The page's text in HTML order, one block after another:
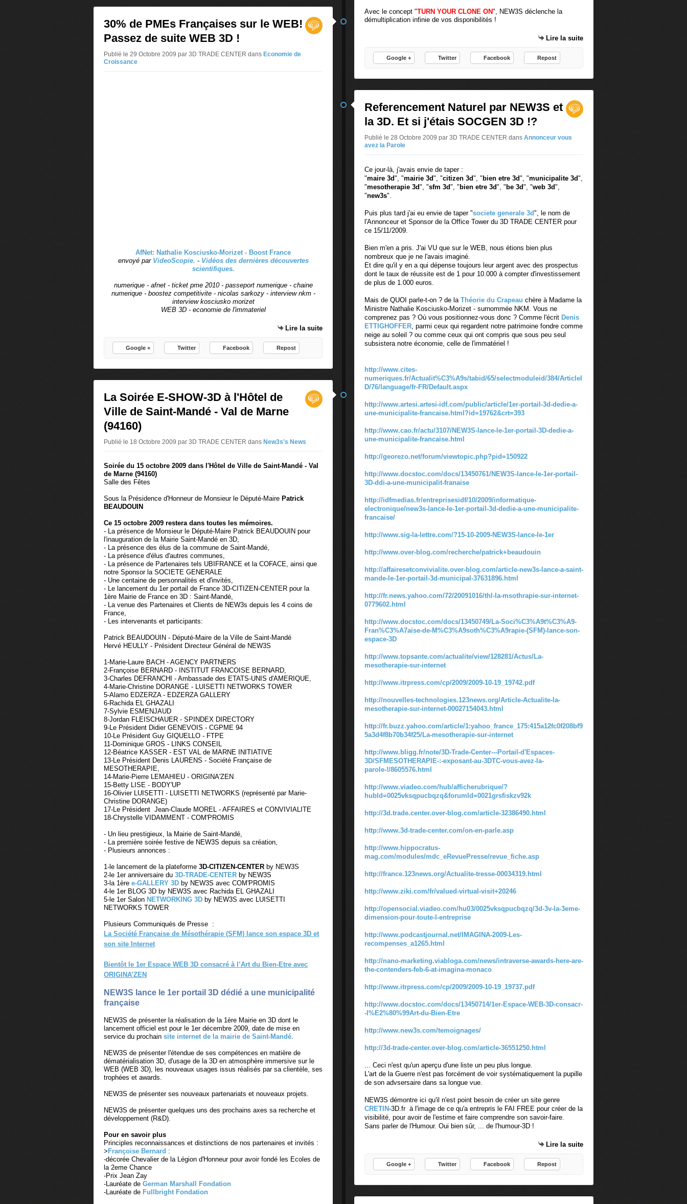
30% de PMEs Françaises sur le WEB!
Passez de suite WEB 3D !
Publié le 29 Octobre 2009 par 3D TRADE CENTER dans Economie de
Croissance
AfNet: Nathalie Kosciusko-Morizet - Boost France
envoyé par VideoScopie. - Vidéos des dernières découvertes
scientifiques.
numerique - afnet - ticket pme 2010 - passeport numerique - chaine
numerique - boostez competitivite - nicolas sarkozy - interview nkm -
interview kosciusko morizet
WEB 3D - economie de l'immateriel
Lire la suite
Google + Twitter Facebook Repost
La Soirée E-SHOW-3D à l'Hôtel de
Ville de Saint-Mandé - Val de Marne
(94160)
Publié le 18 Octobre 2009 par 3D TRADE CENTER dans New3s's News
Soirée du 15 octobre 2009 dans l'Hôtel de Ville de Saint-Mandé - Val
de Marne (94160)
Salle des Fêtes
Sous la Présidence d'Honneur de Monsieur le Député-Maire Patrick
BEAUDOUIN
Ce 15 octobre 2009 restera dans toutes les mémoires.
- La présence de Monsieur le Député-Maire Patrick BEAUDOUIN pour
l'inauguration de la Mairie Saint-Mandé en 3D,
- La présence des élus de la commune de Saint-Mandé,
- La présence d'élus d'autres communes,
- La présence de Partenaires tels UBIFRANCE et la COFACE, ainsi que
notre Sponsor la SOCIETE GENERALE
- Une centaine de personnalités et d'invités,
- Le lancement du 1er portail de France 3D-CITIZEN-CENTER pour la
1ère Mairie de France en 3D : Saint-Mandé,
- La venue des Partenaires et Clients de NEW3s depuis les 4 coins de
France,
- Les intervenants et participants:
Patrick BEAUDOUIN - Député-Maire de la Ville de Saint-Mandé
Hervé HEULLY - Président Directeur Général de NEW3S
1-Marie-Laure BACH - AGENCY PARTNERS
2-Françoise BERNARD - INSTITUT FRANCOISE BERNARD,
3-Charles DEFRANCHI - Ambassade des ETATS-UNIS d'AMERIQUE,
4-Marie-Christine DORANGE - LUISETTI NETWORKS TOWER
5-Alamo EDZERZA - EDZERZA GALLERY
6-Rachida EL GHAZALI
7-Sylvie ESMENJAUD
8-Jordan FLEISCHAUER - SPINDEX DIRECTORY
9-Le Président Didier GENEVOIS - CGPME 94
10-Le Président Guy GIQUELLO - FTPE
11-Dominique GROS - LINKS CONSEIL
12-Béatrice KASSER - EST VAL de MARNE INITIATIVE
13-Le Président Denis LAURENS - Société Française de
MESOTHERAPIE,
14-Marie-Pierre LEMAHIEU - ORIGINA'ZEN
15-Betty LISE - BODY'UP
16-Olivier LUISETTI - LUISETTI NETWORKS (représenté par Marie-
Christine DORANGE)
17-Le Président Jean-Claude MOREL - AFFAIRES et CONVIVIALITE
18-Chrystelle VIDAMMENT - COM'PROMIS
- Un lieu prestigieux, la Mairie de Saint-Mandé,
- La première soirée festive de NEW3S depuis sa création,
- Plusieurs annonces :
1-le lancement de la plateforme 3D-CITIZEN-CENTER by NEW3S
2-le 1er anniversaire du 3D-TRADE-CENTER by NEW3S
3-la 1ère e-GALLERY 3D by NEW3S avec COM'PROMIS
4-le 1er BLOG 3D by NEW3S avec Rachida EL GHAZALI
5-le 1er Salon NETWORKING 3D by NEW3S avec LUISETTI
NETWORKS TOWER
Plusieurs Communiqués de Presse :
La Société Française de Mésothérapie (SFM) lance son espace 3D et
son site Internet
Bientôt le 1er Espace WEB 3D consacré à l’Art du Bien-Etre avec
ORIGINA’ZEN
NEW3S lance le 1er portail 3D dédié a une municipalité
française
NEW3S de présenter la réalisation de la 1ère Mairie en 3D dont le
lancement officiel est pour le 1er décembre 2009, date de mise en
service du prochain site internet de la mairie de Saint-Mandé.
NEW3S de présenter l'étendue de ses compétences en matière de
dématérialisation 3D, d'usage de la 3D en atmosphère immersive sur le
WEB (WEB 3D), les nouveaux usages issus réalisés par sa clientèle, ses
trophées et awards.
NEW3S de présenter ses nouveaux partenariats et nouveaux projets.
NEW3S de présenter quelques uns des prochains axes sa recherche et
développement (R&D).
Pour en savoir plus
Principles reconnaissances et distinctions de nos partenaires et invités :
> Françoise Bernard :
-décorée Chevalier de la Légion d'Honneur pour avoir fondé les Ecoles de
la 2eme Chance
-Prix Jean Zay
-Lauréate de German Marshall Fondation
-Lauréate de Fullbright Fondation
Avec le concept "TURN YOUR CLONE ON", NEW3S déclenche la
démultiplication infinie de vos disponibilités !
Lire la suite
Google + Twitter Facebook Repost
Referencement Naturel par NEW3S et
la 3D. Et si j'étais SOCGEN 3D !?
Publié le 28 Octobre 2009 par 3D TRADE CENTER dans Annonceur vous
avez la Parole
Ce jour-là, j'avais envie de taper :
"maire 3d", "mairie 3d", "citizen 3d", " bien etre 3d", "municipalite 3d",
"mesotherapie 3d", "sfm 3d", " bien etre 3d", " be 3d", "web 3d",
"new3s".
Puis plus tard j'ai eu envie de taper "societe generale 3d", le nom de
l'Annonceur et Sponsor de la Office Tower du 3D TRADE CENTER pour
ce 15/11/2009.
Bien m'en a pris. J'ai VU que sur le WEB, nous étions bien plus
nombreux que je ne l'avais imaginé.
Et dire qu'il y en a qui dépense toujours leur argent avec des prospectus
dont le taux de réussite est de 1 pour 10.000 à compter d'investissement
de plus de 1.000 euros.
Mais de QUOI parle-t-on ? de la Théorie du Crapeau chère à Madame la
Ministre Nathalie Kosciusko-Morizet - surnommée NKM. Vous ne
comprenez pas ? Où vous positionnez-vous donc ? Comme l'écrit Denis
ETTIGHOFFER, parmi ceux qui regardent notre patrimoine fondre comme
neige au soleil ? ou comme ceux qui ont compris que sous peu seul
subsistera notre économie, celle de l'immatériel !
http://www.cites-
numeriques.fr/Actualit%C3%A9s/tabid/65/selectmoduleid/384/ArticleI
D/76/language/fr-FR/Default.aspx
http://www.artesi.artesi-idf.com/public/article/1er-portail-3d-dedie-a-
une-municipalite-francaise.html?id=19762&crt=393
http://www.cao.fr/actu/3107/NEW3S-lance-le-1er-portail-3D-dedie-a-
une-municipalite-francaise.html
http://georezo.net/forum/viewtopic.php?pid=150922
http://www.docstoc.com/docs/13450761/NEW3S-lance-le-1er-portail-
3D-ddi-a-une-municipalit-franaise
http://idfmedias.fr/entreprisesidf/10/2009/informatique-
electronique/new3s-lance-le-1er-portail-3d-dedie-a-une-municipalite-
francaise/
http://www.sig-la-lettre.com/?15-10-2009-NEW3S-lance-le-1er
http://www.over-blog.com/recherche/patrick+beaudouin
http://affairesetconvivialite.over-blog.com/article-new3s-lance-a-saint-
mande-le-1er-portail-3d-municipal-37631896.html
http://fr.news.yahoo.com/72/20091016/thl-la-msothrapie-sur-internet-
0779602.html
http://www.docstoc.com/docs/13450749/La-Soci%C3%A9t%C3%A9-
Fran%C3%A7aise-de-M%C3%A9soth%C3%A9rapie-(SFM)-lance-son-
espace-3D
http://www.topsante.com/actualite/view/128281/Actus/La-
mesotherapie-sur-internet
http://www.itrpress.com/cp/2009/2009-10-19_19742.pdf
http://nouvelles-technologies.123news.org/Article-Actualite-la-
mesotherapie-sur-internet-00027154043.html
http://fr.buzz.yahoo.com/article/1:yahoo_france_175:415a12fc0f208bf9
5a3d4f8b70b34f25/La-mesotherapie-sur-internet
http://www.bligg.fr/note/3D-Trade-Center---Portail-d'Espaces-
3D/SFMESOTHERAPIE-:-exposant-au-3DTC-vous-avez-la-
parole-!/8605576.html
http://www.viadeo.com/hub/afficherubrique/?
hubId=0025vksqpucbqzq&forumId=0021grsfiskzv92k
http://3d.trade.center.over-blog.com/article-32386490.html
http://www.3d-trade-center.com/on-en-parle.asp
http://www.hippocratus-
mag.com/modules/mdc_eRevuePresse/revue_fiche.asp
http://france.123news.org/Actualite-tresse-00034319.html
http://www.ziki.com/fr/valued-virtual-visit+20246
http://opensocial.viadeo.com/hu03/0025vksqpucbqzq/3d-3v-la-3eme-
dimension-pour-toute-l-entreprise
http://www.podcastjournal.net/IMAGINA-2009-Les-
recompenses_a1265.html
http://nano-marketing.viabloga.com/news/intraverse-awards-here-are-
the-contenders-feb-6-at-imagina-monaco
http://www.itrpress.com/cp/2009/2009-10-19_19737.pdf
http://www.docstoc.com/docs/13450714/1er-Espace-WEB-3D-consacr-
-l%E2%80%99Art-du-Bien-Etre
http://www.new3s.com/temoignages/
http://3d-trade-center.over-blog.com/article-36551250.html
... Ceci n'est qu'un aperçu d'une liste un peu plus longue.
L'art de la Guerre n'est pas forcément de voir systématiquement la pupille
de son advsersaire dans sa longue vue.
NEW3S démontre ici qu'il n'est point besoin de créer un site genre
CRETIN-3D.fr à l'image de ce qu'a entrepris le FAI FREE pour créer de la
visibilité, pour avoir de l'estime et faire comprendre son savoir-faire.
Sans parler de l'Humour. Oui bien sûr, ... de l'humour-3D !
Lire la suite
Google + Twitter Facebook Repost